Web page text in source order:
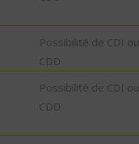
Possibilité de CDI ou
CDD
Possibilité de CDI ou
CDD